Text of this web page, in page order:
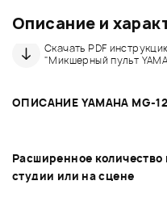
Описание и
Скачать PDF
"Микшерный пульт
ОПИСАНИЕ YAMAHA MG-
Расширенное количество
студии или на сцене